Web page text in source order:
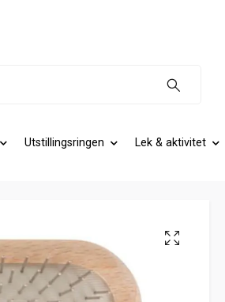
Utstillingsringen Lek & aktivitet